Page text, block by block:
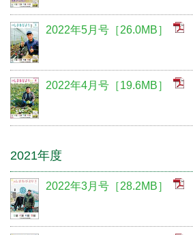
2022年5月号［26.0MB］
2022年4月号［19.6MB］
2021年度
2022年3月号［28.2MB］